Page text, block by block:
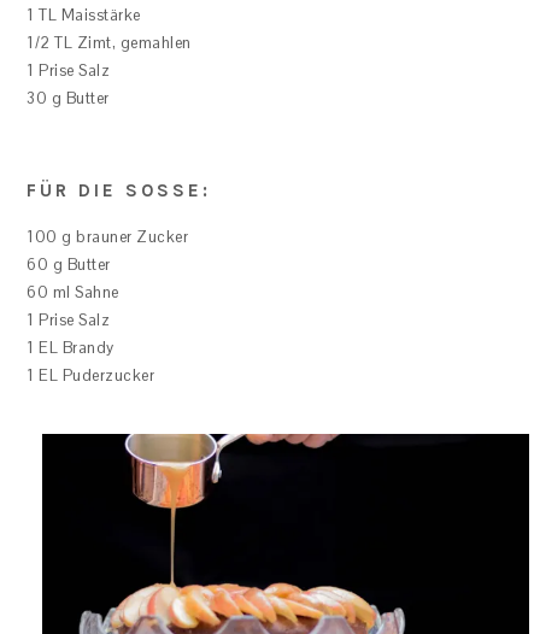
1 TL Maisstärke
1/2 TL Zimt, gemahlen
1 Prise Salz
30 g Butter
FÜR DIE SOSSE:
100 g brauner Zucker
60 g Butter
60 ml Sahne
1 Prise Salz
1 EL Brandy
1 EL Puderzucker